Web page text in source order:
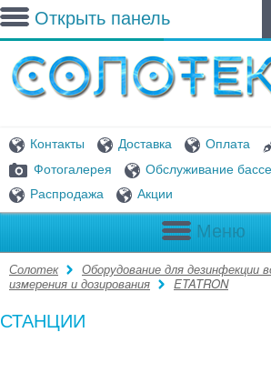
Открыть панель
Контакты Доставка Оплата
Фотогалерея
Обслуживание
Распродажа
Акции
Меню
Солотек Оборудование для дезинфекции
измерения и дозирования
ETATRON
СТАНЦИИ